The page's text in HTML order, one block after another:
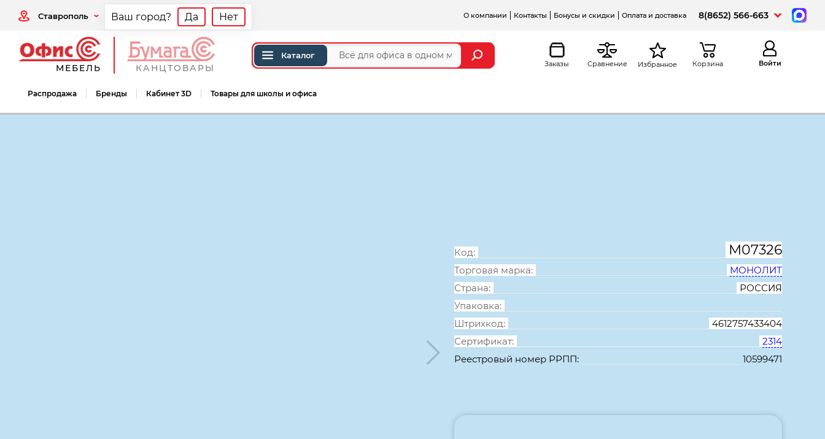
Ставрополь Ваш город? Да Нет О компании Контакты Бонусы и скидки Оплата и доставка 8(8652) 566-663
МЕБЕЛЬ КАНЦТОВАРЫ
Каталог
Заказы Сравнение Избранное Корзина Войти
Распродажа Бренды Кабинет 3D Товары для школы и офиса
Код: М07326
Торговая марка:
МОНОЛИТ
Страна:
РОССИЯ
Упаковка:
Штрихкод:
4612757433404
Сертификат:
2314
Реестровый номер РРПП:
10599471